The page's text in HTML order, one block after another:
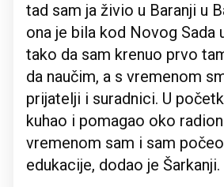
tad sam ja živio u Baranji u
ona je bila kod Novog Sada
tako da sam krenuo prvo
da naučim, a s vremenom
prijatelji i suradnici. U
kuhao i pomagao oko
vremenom sam i sam
edukacije, dodao je Šarkanji.